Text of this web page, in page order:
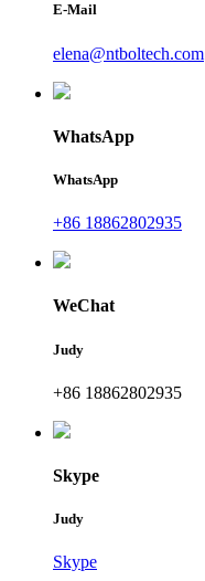
E-Mail
elena@ntboltech.com
WhatsApp
WhatsApp
+86 18862802935
WeChat
Judy
+86 18862802935
Skype
Judy
Skype